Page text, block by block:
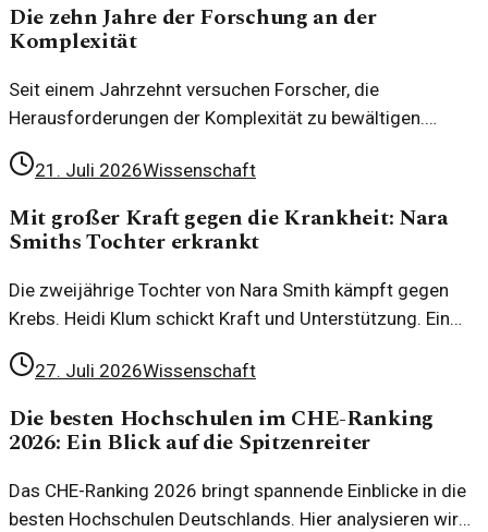
Die zehn Jahre der Forschung an der
Komplexität
Seit einem Jahrzehnt versuchen Forscher, die
Herausforderungen der Komplexität zu bewältigen.
Dieser Artikel beleuchtet die Fortschritte in diesem
Bereich.
21. Juli 2026Wissenschaft
Mit großer Kraft gegen die Krankheit: Nara
Smiths Tochter erkrankt
Die zweijährige Tochter von Nara Smith kämpft gegen
Krebs. Heidi Klum schickt Kraft und Unterstützung. Ein
27. Juli 2026Wissenschaft
Die besten Hochschulen im CHE-Ranking
2026: Ein Blick auf die Spitzenreiter
Das CHE-Ranking 2026 bringt spannende Einblicke in die
besten Hochschulen Deutschlands. Hier analysieren wir